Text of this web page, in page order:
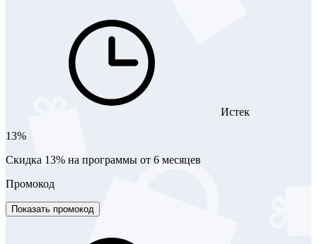
Истек
13%
Скидка 13% на программы от 6 месяцев
Промокод
Показать промокод